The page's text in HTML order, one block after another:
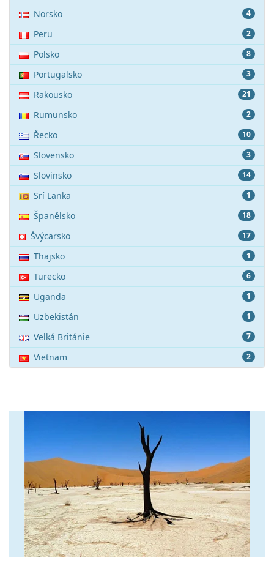
4
Norsko
2
Peru
8
Polsko
3
Portugalsko
21
Rakousko
2
Rumunsko
10
Řecko
3
Slovensko
14
Slovinsko
1
Srí Lanka
18
Španělsko
17
Švýcarsko
1
Thajsko
6
Turecko
1
Uganda
1
Uzbekistán
7
Velká Británie
2
Vietnam